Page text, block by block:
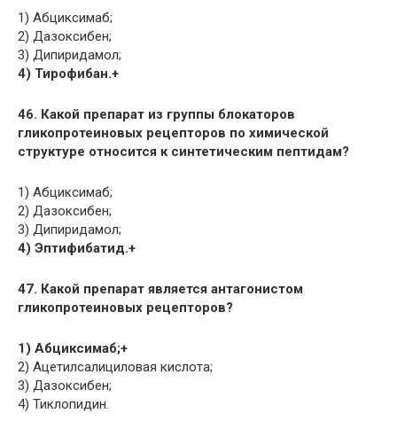
1) Абциксимаб;
2) Дазоксибен;
3) Дипиридамол;
4) Тирофибан.+
46. Какой препарат из группы блокаторов
гликопротеиновых рецепторов по химической
структуре относится к синтетическим пептидам?
1) Абциксимаб;
2) Дазоксибен;
3) Дипиридамол;
4) Эптифибатид.+
47. Какой препарат является антагонистом
гликопротеиновых рецепторов?
1) Абциксимаб;+
2) Ацетилсалициловая кислота;
3) Дазоксибен;
4) Тиклопидин.